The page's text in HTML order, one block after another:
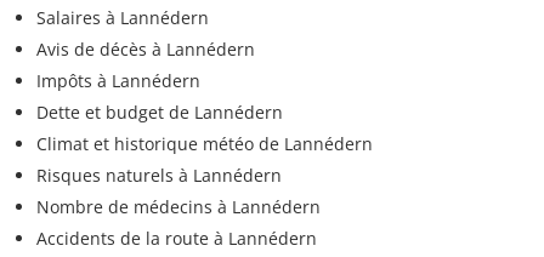
Salaires à Lannédern
Avis de décès à Lannédern
Impôts à Lannédern
Dette et budget de Lannédern
Climat et historique météo de Lannédern
Risques naturels à Lannédern
Nombre de médecins à Lannédern
Accidents de la route à Lannédern